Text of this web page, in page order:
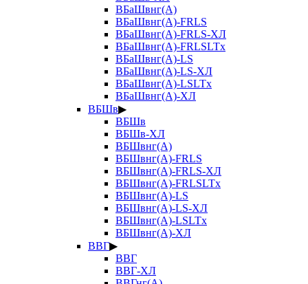
ВБаШвнг(А)
ВБаШвнг(А)-FRLS
ВБаШвнг(А)-FRLS-ХЛ
ВБаШвнг(А)-FRLSLTx
ВБаШвнг(А)-LS
ВБаШвнг(А)-LS-ХЛ
ВБаШвнг(А)-LSLTx
ВБаШвнг(А)-ХЛ
ВБШв▶
ВБШв
ВБШв-ХЛ
ВБШвнг(А)
ВБШвнг(А)-FRLS
ВБШвнг(А)-FRLS-ХЛ
ВБШвнг(А)-FRLSLTx
ВБШвнг(А)-LS
ВБШвнг(А)-LS-ХЛ
ВБШвнг(А)-LSLTx
ВБШвнг(А)-ХЛ
ВВГ▶
ВВГ
ВВГ-ХЛ